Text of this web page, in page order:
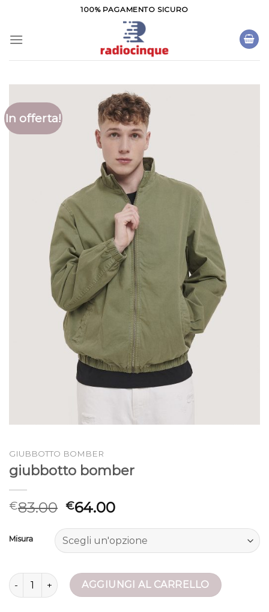
contenuti
100% PAGAMENTO SICURO
In offerta!
GIUBBOTTO BOMBER
giubbotto bomber
€83.00 €64.00
Misura
giubbotto bomber quantitàAGGIUNGI AL CARRELLO